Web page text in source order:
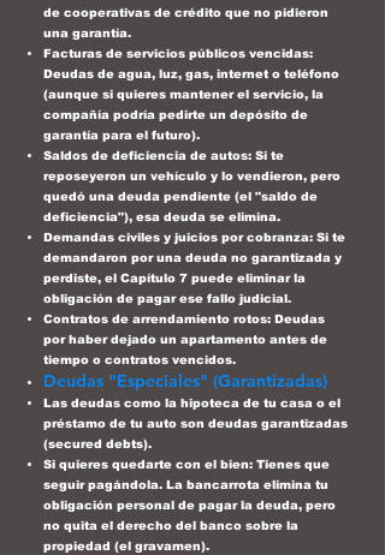
de cooperativas de crédito que no pidieron
una garantía.
Facturas de servicios públicos vencidas:
Deudas de agua, luz, gas, internet o teléfono
(aunque si quieres mantener el servicio, la
compañía podría pedirte un depósito de
garantía para el futuro).
Saldos de deficiencia de autos: Si te
reposeyeron un vehículo y lo vendieron, pero
quedó una deuda pendiente (el "saldo de
deficiencia"), esa deuda se elimina.
Demandas civiles y juicios por cobranza: Si te
demandaron por una deuda no garantizada y
perdiste, el Capítulo 7 puede eliminar la
obligación de pagar ese fallo judicial.
Contratos de arrendamiento rotos: Deudas
por haber dejado un apartamento antes de
tiempo o contratos vencidos.
Deudas "Especiales" (Garantizadas)
Las deudas como la hipoteca de tu casa o el
préstamo de tu auto son deudas garantizadas
(secured debts).
Si quieres quedarte con el bien: Tienes que
seguir pagándola. La bancarrota elimina tu
obligación personal de pagar la deuda, pero
no quita el derecho del banco sobre la
propiedad (el gravamen).